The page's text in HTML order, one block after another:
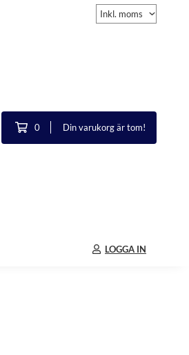
0 Din varukorg är tom!
LOGGA IN